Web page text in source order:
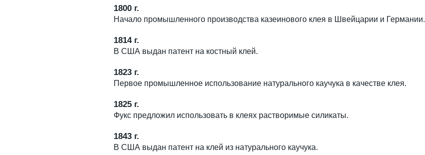
1800 г.
Начало промышленного производства казеинового клея в Швейцарии и Германии.
1814 г.
В США выдан патент на костный клей.
1823 г.
Первое промышленное использование натурального каучука в качестве клея.
1825 г.
Фукс предложил использовать в клеях растворимые силикаты.
1843 г.
В США выдан патент на клей из натурального каучука.